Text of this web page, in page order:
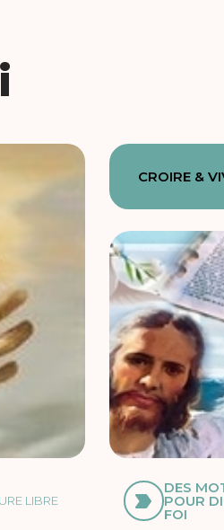
LIBRE
CROIRE &
DES
POUR
FOI